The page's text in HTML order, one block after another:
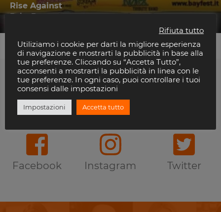
Rise Against
Beky Bay
Ti piace Riviera Disco?
Seguici anche sui Social
Facebook Instagram Twitter
Rifiuta tutto
Utiliziamo i cookie per darti la migliore esperienza
di navigazione e mostrarti la pubblicità in base alla
tue preferenze. Cliccando su “Accetta Tutto”,
acconsenti a mostrarti la pubblicità in linea con le
tue preferenze. In ogni caso, puoi controllare i tuoi
consensi dalle impostazioni
Impostazioni Accetta tutto